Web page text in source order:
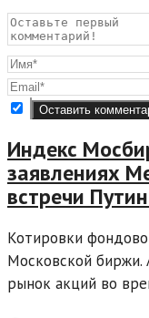
Индекс
заявлениях
встречи
Котировки
Московской биржи.
рынок акций во